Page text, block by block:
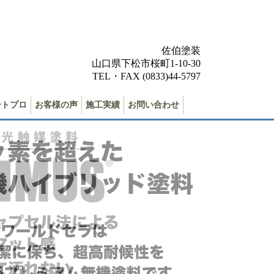
佐伯塗装
山口県下松市桜町1-10-30
TEL・FAX (0833)44-5797
プロ お客様の声 施工実績 お問い合わせ